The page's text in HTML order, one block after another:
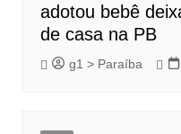
adotou bebê
de casa na PB
g1 > Paraíba